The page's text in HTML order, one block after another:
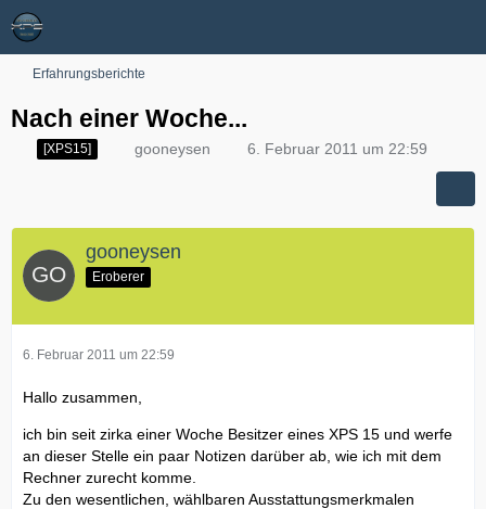
Erfahrungsberichte
Nach einer Woche...
[XPS15] gooneysen 6. Februar 2011 um 22:59
gooneysen
Eroberer
6. Februar 2011 um 22:59
Hallo zusammen,
ich bin seit zirka einer Woche Besitzer eines XPS 15 und werfe
an dieser Stelle ein paar Notizen darüber ab, wie ich mit dem
Rechner zurecht komme.
Zu den wesentlichen, wählbaren Ausstattungsmerkmalen